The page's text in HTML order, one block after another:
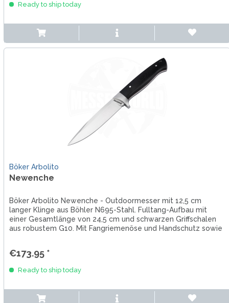
Ready to ship today
Böker Arbolito
Newenche
Böker Arbolito Newenche - Outdoormesser mit 12,5 cm
langer Klinge aus Böhler N695-Stahl. Fulltang-Aufbau mit
einer Gesamtlänge von 24,5 cm und schwarzen Griffschalen
aus robustem G10. Mit Fangriemenöse und Handschutz sowie
€173.95 *
Ready to ship today